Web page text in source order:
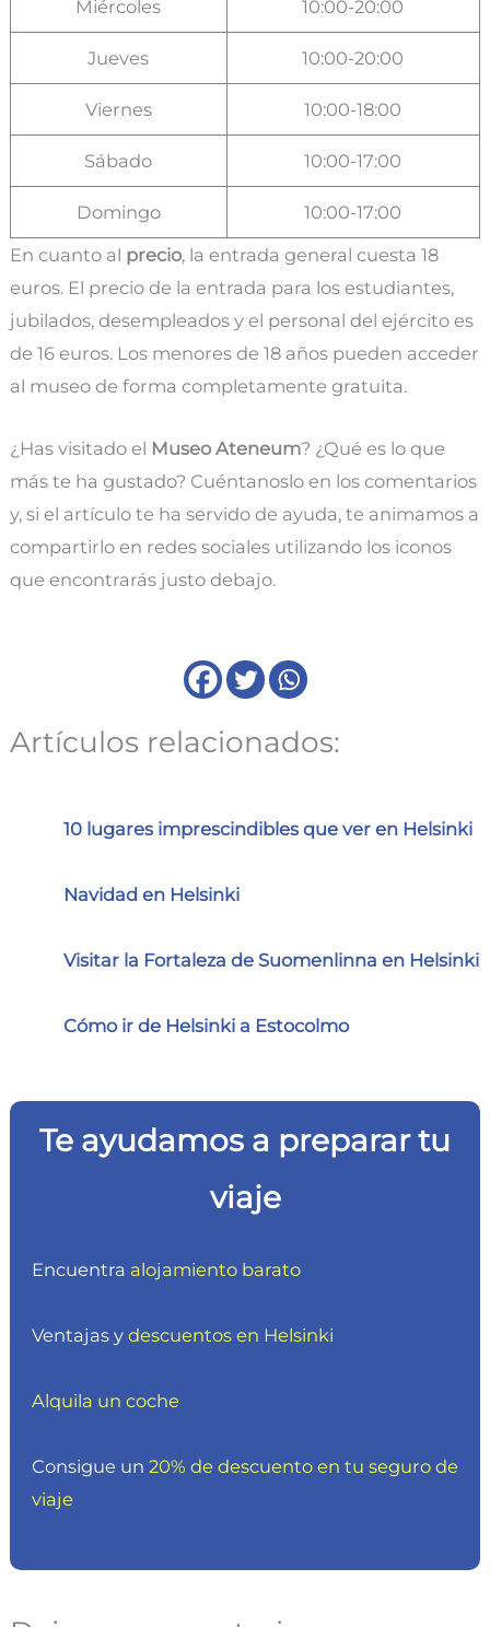
Miércoles 10:00-20:00
Jueves 10:00-20:00
Viernes 10:00-18:00
Sábado 10:00-17:00
Domingo
10:00-17:00
En cuanto al precio, la entrada general cuesta 18
euros. El precio de la entrada para los estudiantes,
jubilados, desempleados y el personal del ejército es
de 16 euros. Los menores de 18 años pueden acceder
al museo de forma completamente gratuita.
¿Has visitado el Museo Ateneum? ¿Qué es lo que
más te ha gustado? Cuéntanoslo en los comentarios
y, si el artículo te ha servido de ayuda, te animamos a
compartirlo en redes sociales utilizando los iconos
que encontrarás justo debajo.
Artículos relacionados:
10 lugares imprescindibles que ver en Helsinki
Navidad en Helsinki
Visitar la Fortaleza de Suomenlinna en Helsinki
Cómo ir de Helsinki a Estocolmo
Te ayudamos a preparar tu
viaje
Encuentra alojamiento barato
Ventajas y descuentos en Helsinki
Alquila un coche
Consigue un 20% de descuento en tu seguro de
viaje